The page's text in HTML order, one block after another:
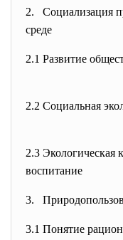
2. Социализация
среде
2.1 Развитие
2.2
2.3 Экологическая
3.
3.1 Понятие